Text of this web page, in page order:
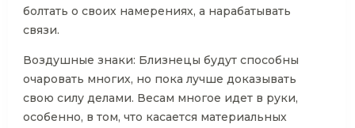
болтать о своих намерениях, а нарабатывать
связи.
Воздушные знаки: Близнецы будут способны
очаровать многих, но пока лучше доказывать
свою силу делами. Весам многое идет в руки,
особенно, в том, что касается материальных